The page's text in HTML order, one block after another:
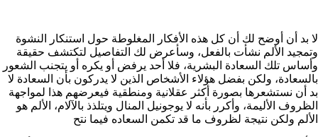
لا بد أن أوضح لك أن كل هذه الأفكار المغلوطة حول استنكار النشوة
وتمجيد الألم نشأت بالفعل، وسأعرض لك التفاصيل لتكتشف حقيقة
وأساس تلك السعادة البشرية، فلا أحد يرفض أو يكره أو يتجنب الشعور
بالسعادة، ولكن بفضل هؤلاء الأشخاص الذين لا يدركون بأن السعادة لا
بد أن نستشعرها بصورة أكثر عقلانية ومنطقية فيعرضهم هذا لمواجهة
الظروف الأليمة، وأكرر بأنه لا يوجونيل المنال ويتلذذ بالآلام، الألم هو
الألم ولكن نتيجة لظروف ما قد تكمن السعاده فيما نتح